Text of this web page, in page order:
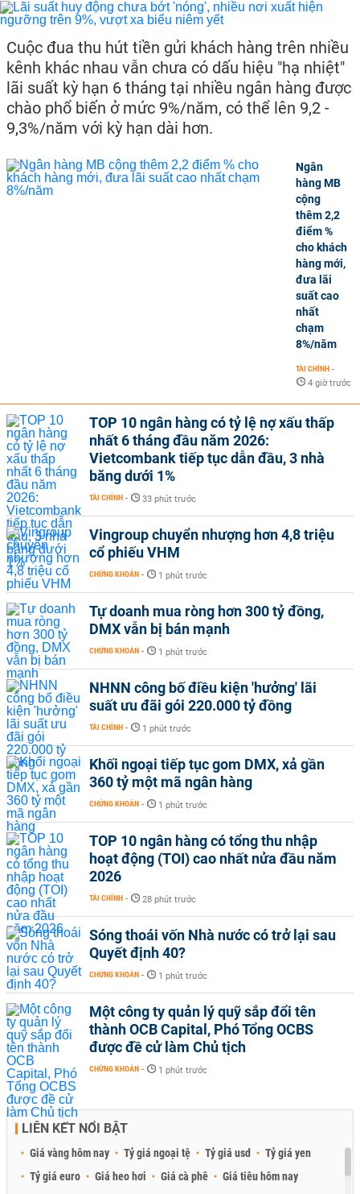
Cuộc đua thu hút tiền gửi khách hàng trên nhiều
kênh khác nhau vẫn chưa có dấu hiệu "hạ nhiệt"
lãi suất kỳ hạn 6 tháng tại nhiều ngân hàng được
chào phổ biến ở mức 9%/năm, có thể lên 9,2 -
9,3%/năm với kỳ hạn dài hơn.
Ngân
hàng MB
cộng
thêm 2,2
điểm %
cho khách
hàng mới,
đưa lãi
suất cao
nhất
chạm
8%/năm
TÀI CHÍNH -
4 giờ trước
TOP 10 ngân hàng có tỷ lệ nợ xấu thấp
nhất 6 tháng đầu năm 2026:
Vietcombank tiếp tục dẫn đầu, 3 nhà
băng dưới 1%
TÀI CHÍNH - 33 phút trước
Vingroup chuyển nhượng hơn 4,8 triệu
cổ phiếu VHM
CHỨNG KHOÁN - 1 phút trước
Tự doanh mua ròng hơn 300 tỷ đồng,
DMX vẫn bị bán mạnh
CHỨNG KHOÁN - 1 phút trước
NHNN công bố điều kiện 'hưởng' lãi
suất ưu đãi gói 220.000 tỷ đồng
TÀI CHÍNH - 1 phút trước
Khối ngoại tiếp tục gom DMX, xả gần
360 tỷ một mã ngân hàng
CHỨNG KHOÁN - 1 phút trước
TOP 10 ngân hàng có tổng thu nhập
hoạt động (TOI) cao nhất nửa đầu năm
2026
TÀI CHÍNH - 28 phút trước
Sóng thoái vốn Nhà nước có trở lại sau
Quyết định 40?
CHỨNG KHOÁN - 1 phút trước
Một công ty quản lý quỹ sắp đổi tên
thành OCB Capital, Phó Tổng OCBS
được đề cử làm Chủ tịch
CHỨNG KHOÁN - 1 phút trước
LIÊN KẾT NỔI BẬT
Giá vàng hôm nay Tỷ giá ngoại tệ Tỷ giá usd
Tỷ giá yen
Tỷ giá euro
Giá heo hơi Giá cà phê
Giá tiêu hôm nay